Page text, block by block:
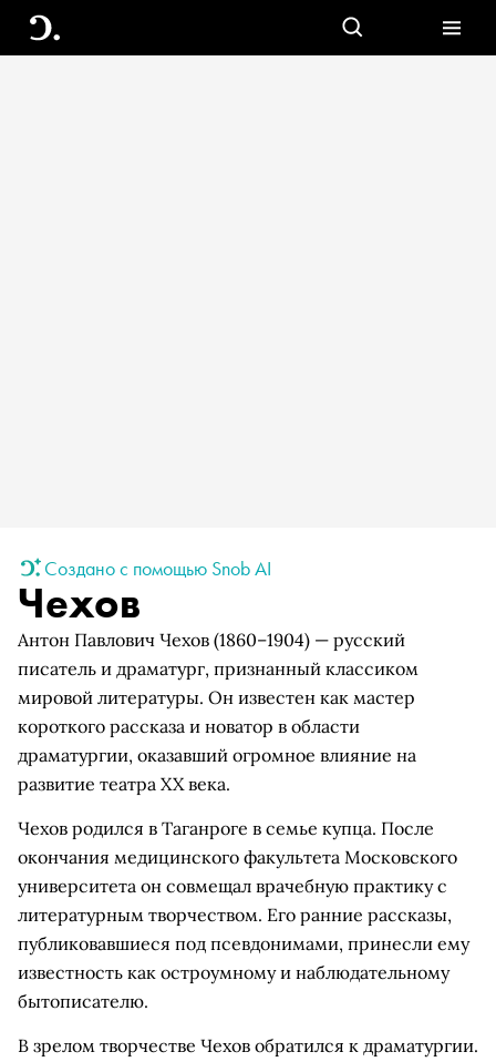
Создано с помощью Snob AI
Чехов
Антон Павлович Чехов (1860–1904) — русский
писатель и драматург, признанный классиком
мировой литературы. Он известен как мастер
короткого рассказа и новатор в области
драматургии, оказавший огромное влияние на
развитие театра XX века.
Чехов родился в Таганроге в семье купца. После
окончания медицинского факультета Московского
университета он совмещал врачебную практику с
литературным творчеством. Его ранние рассказы,
публиковавшиеся под псевдонимами, принесли ему
известность как остроумному и наблюдательному
бытописателю.
В зрелом творчестве Чехов обратился к драматургии.